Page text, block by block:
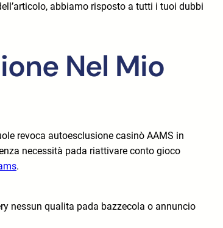
abbiamo risposto a tutti i tuoi dubbi
Nel Mio
revoca autoesclusione casinò AAMS in
necessità pada riattivare conto gioco
.
nessun qualita pada bazzecola o annuncio